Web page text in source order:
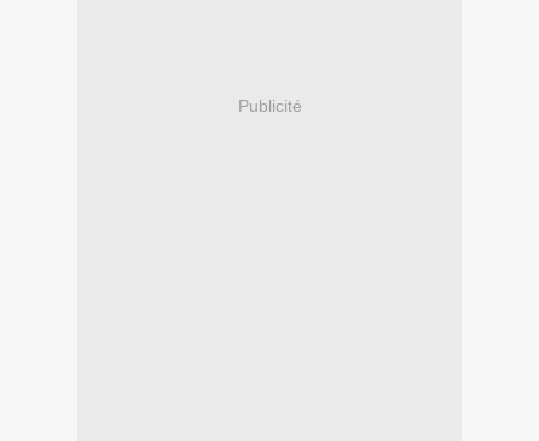
Publicité